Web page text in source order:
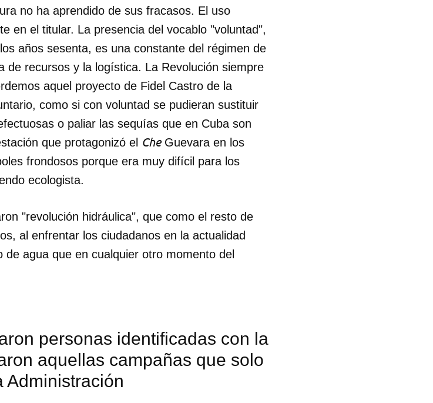
INICIAR SESIÓN CANCELAR
no ha aprendido de sus fracasos. El uso
en el titular. La presencia del vocablo "voluntad",
años sesenta, es una constante del régimen de
de recursos y la logística. La Revolución siempre
aquel proyecto de Fidel Castro de la
como si con voluntad se pudieran sustituir
o paliar las sequías que en Cuba son
que protagonizó el CheGuevara en los
frondosos porque era muy difícil para los
ecologista.
"revolución hidráulica", que como el resto de
al enfrentar los ciudadanos en la actualidad
agua que en cualquier otro momento del
personas identificadas con la
aquellas campañas que solo
Administración